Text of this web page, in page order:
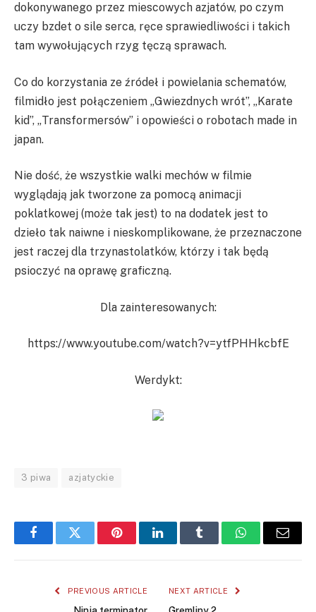
dokonywanego przez miescowych azjatów, po czym
uczy bzdet o sile serca, ręce sprawiedliwości i takich
tam wywołujących rzyg tęczą sprawach.
Co do korzystania ze źródeł i powielania schematów,
filmidło jest połączeniem „Gwiezdnych wrót”, „Karate
kid”, „Transformersów” i opowieści o robotach made in
japan.
Nie dość, że wszystkie walki mechów w filmie
wyglądają jak tworzone za pomocą animacji
poklatkowej (może tak jest) to na dodatek jest to
dzieło tak naiwne i nieskomplikowane, że przeznaczone
jest raczej dla trzynastolatków, którzy i tak będą
psioczyć na oprawę graficzną.
Dla zainteresowanych:
https://www.youtube.com/watch?v=ytfPHHkcbfE
Werdykt:
3 piwa azjatyckie
FacebookTwitter PinterestLinkedInTumblr WhatsAppEmail
PREVIOUS ARTICLE NEXT ARTICLE